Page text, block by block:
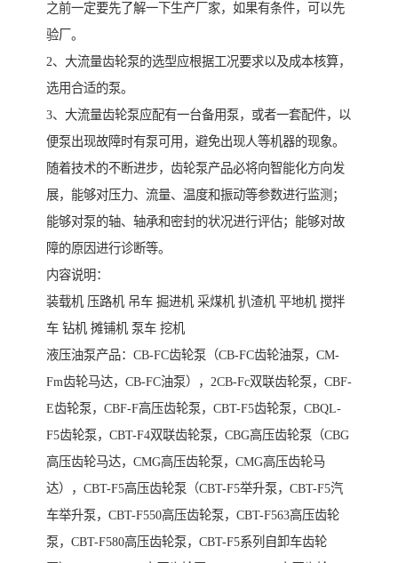
之前一定要先了解一下生产厂家，如果有条件，可以先
验厂。
2、大流量齿轮泵的选型应根据工况要求以及成本核算，
选用合适的泵。
3、大流量齿轮泵应配有一台备用泵，或者一套配件，以
便泵出现故障时有泵可用，避免出现人等机器的现象。
随着技术的不断进步，齿轮泵产品必将向智能化方向发
展，能够对压力、流量、温度和振动等参数进行监测；
能够对泵的轴、轴承和密封的状况进行评估；能够对故
障的原因进行诊断等。
内容说明：
装载机 压路机 吊车 掘进机 采煤机 扒渣机 平地机 搅拌
车 钻机 摊铺机 泵车 挖机
液压油泵产品：CB-FC齿轮泵（CB-FC齿轮油泵，CM-
Fm齿轮马达，CB-FC油泵），2CB-Fc双联齿轮泵，CBF-
E齿轮泵，CBF-F高压齿轮泵，CBT-F5齿轮泵，CBQL-
F5齿轮泵，CBT-F4双联齿轮泵，CBG高压齿轮泵（CBG
高压齿轮马达，CMG高压齿轮泵，CMG高压齿轮马
达），CBT-F5高压齿轮泵（CBT-F5举升泵，CBT-F5汽
车举升泵，CBT-F550高压齿轮泵，CBT-F563高压齿轮
泵，CBT-F580高压齿轮泵，CBT-F5系列自卸车齿轮